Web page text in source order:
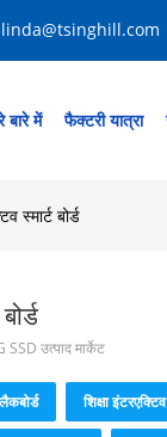
linda@tsinghill.com
बारे में फैक्टरी यात्रा
स्मार्ट बोर्ड
उत्पाद मार्केट
शिक्षा इंटरएक्टिव